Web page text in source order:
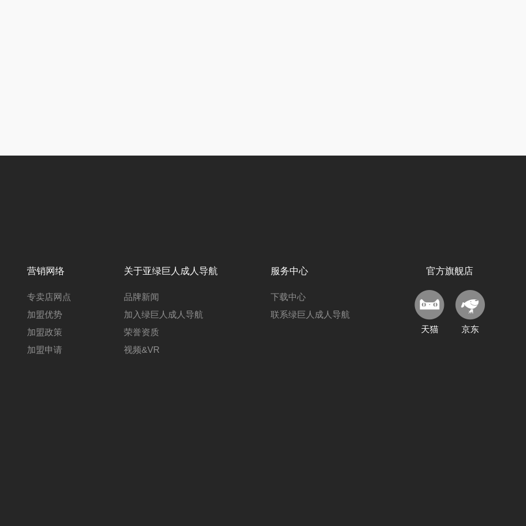
营销网络
专卖店网点
加盟优势
加盟政策
加盟申请
关于亚绿巨人成人导航
品牌新闻
加入绿巨人成人导航
荣誉资质
视频&VR
服务中心
下载中心
联系绿巨人成人导航
官方旗舰店
天猫 京东